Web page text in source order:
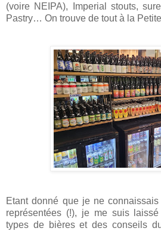
(voire NEIPA), Imperial stouts,
Pastry… On trouve de tout à la
Etant donné que je ne
représentées (!), je me suis
types de bières et des conseils